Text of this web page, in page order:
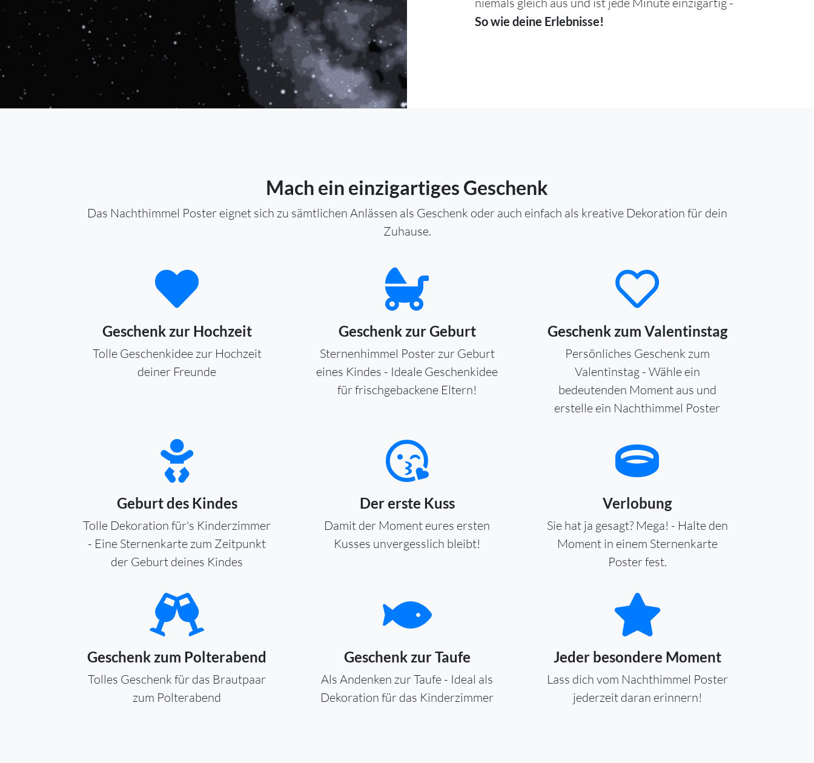
So wie deine Erlebnisse!
Mach ein einzigartiges Geschenk
Das Nachthimmel Poster eignet sich zu sämtlichen Anlässen als Geschenk oder auch einfach als kreative Dekoration für dein
Zuhause.
Geschenk zur Hochzeit
Tolle Geschenkidee zur Hochzeit
deiner Freunde
Geschenk zur Geburt
Sternenhimmel Poster zur Geburt
eines Kindes - Ideale Geschenkidee
für frischgebackene Eltern!
Geschenk zum Valentinstag
Persönliches Geschenk zum
Valentinstag - Wähle ein
bedeutenden Moment aus und
erstelle ein Nachthimmel Poster
Geburt des Kindes
Tolle Dekoration für's Kinderzimmer
- Eine Sternenkarte zum Zeitpunkt
der Geburt deines Kindes
Der erste Kuss
Damit der Moment eures ersten
Kusses unvergesslich bleibt!
Verlobung
Sie hat ja gesagt? Mega! - Halte den
Moment in einem Sternenkarte
Poster fest.
Geschenk zum Polterabend
Tolles Geschenk für das Brautpaar
zum Polterabend
Geschenk zur Taufe
Als Andenken zur Taufe - Ideal als
Dekoration für das Kinderzimmer
Jeder besondere Moment
Lass dich vom Nachthimmel Poster
jederzeit daran erinnern!